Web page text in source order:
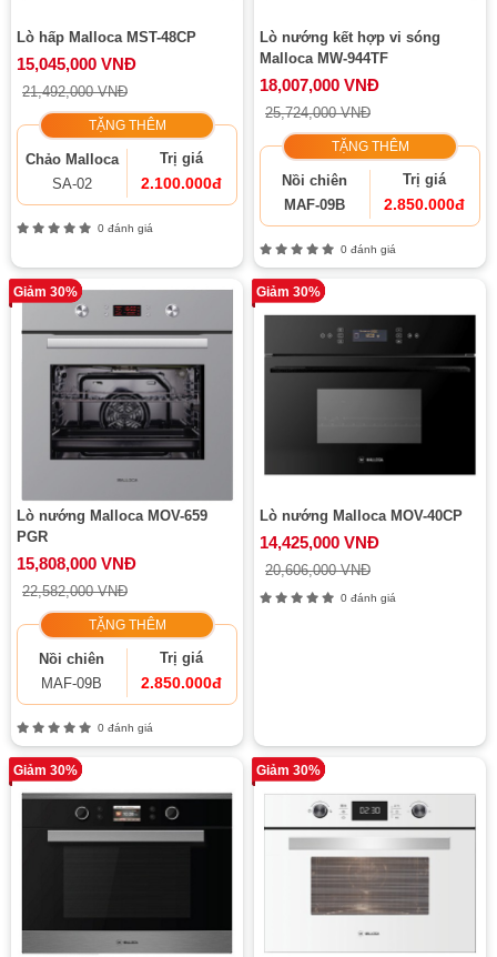
Lò hấp Malloca MST-48CP
15,045,000 VNĐ
21,492,000 VNĐ
TẶNG THÊM
Chảo Malloca
SA-02
Trị giá
2.100.000đ
0 đánh giá
Lò nướng kết hợp vi sóng
Malloca MW-944TF
18,007,000 VNĐ
25,724,000 VNĐ
TẶNG THÊM
Nồi chiên
MAF-09B
Trị giá
2.850.000đ
0 đánh giá
Giảm 30%
Lò nướng Malloca MOV-659
PGR
15,808,000 VNĐ
22,582,000 VNĐ
TẶNG THÊM
Nồi chiên
MAF-09B
Trị giá
2.850.000đ
0 đánh giá
Giảm 30%
Lò nướng Malloca MOV-40CP
14,425,000 VNĐ
20,606,000 VNĐ
0 đánh giá
Giảm 30% Giảm 30%